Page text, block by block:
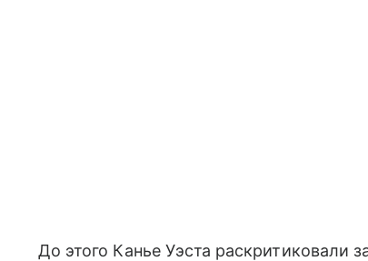
До этого Канье Уэста раскритиковали